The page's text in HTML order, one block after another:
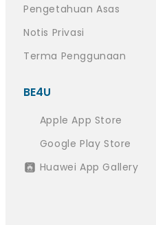
Pengetahuan Asas
Notis Privasi
Terma Penggunaan
BE4U
Apple App Store
Google Play Store
Huawei App Gallery